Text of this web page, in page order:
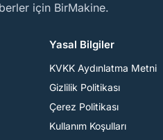
için BirMakine.
Yasal Bilgiler
KVKK Aydınlatma Metni
Gizlilik Politikası
Çerez Politikası
Kullanım Koşulları